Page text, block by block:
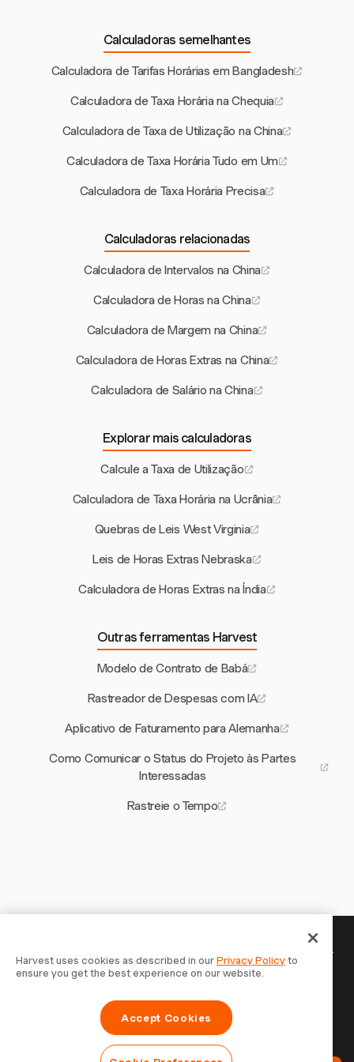
Calculadoras semelhantes
Calculadora de Tarifas Horárias em Bangladesh
Calculadora de Taxa Horária na Chequia
Calculadora de Taxa de Utilização na China
Calculadora de Taxa Horária Tudo em Um
Calculadora de Taxa Horária Precisa
Calculadoras relacionadas
Calculadora de Intervalos na China
Calculadora de Horas na China
Calculadora de Margem na China
Calculadora de Horas Extras na China
Calculadora de Salário na China
Explorar mais calculadoras
Calcule a Taxa de Utilização
Calculadora de Taxa Horária na Ucrânia
Quebras de Leis West Virginia
Leis de Horas Extras Nebraska
Calculadora de Horas Extras na Índia
Outras ferramentas Harvest
Modelo de Contrato de Babá
Rastreador de Despesas com IA
Aplicativo de Faturamento para Alemanha
Como Comunicar o Status do Projeto às Partes
Interessadas
Rastreie o Tempo
Seu tempo merece ser registrado —
comece agora
Junte-se a mais de 70.000 empresas que controlam o
tempo, faturam clientes e recebem mais rápido com
Harvest uses cookies as described in ourPrivacy Policyto
ensure you get the best experience on our website.
Accept Cookies